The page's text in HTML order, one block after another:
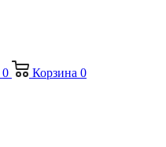
0 Корзина 0